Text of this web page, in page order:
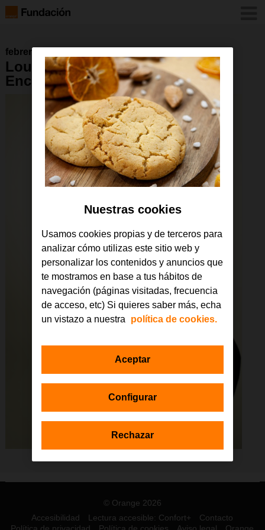
febrero 2016
Lourdes Pastor portada,
Encuentro de Mujeres
© Orange 2026
Accesibilidad
Lectura accesible: Confort+
Contacto
Nuestras cookies
Usamos cookies propias y de terceros para
analizar cómo utilizas este sitio web y
personalizar los contenidos y anuncios que
te mostramos en base a tus hábitos de
navegación (páginas visitadas, frecuencia
de acceso, etc) Si quieres saber más, echa
un vistazo a nuestra
política de cookies.
Configurar
Rechazar
Aceptar